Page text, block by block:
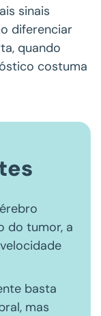
sinais
diferenciar
quando
costuma
do tumor, a
basta
mas